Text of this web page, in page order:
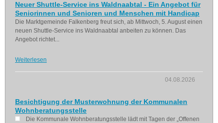
Neuer Shuttle-Service ins Waldnaabtal - Ein Angebot für
Seniorinnen und Senioren und Menschen mit Handicap
Die Marktgemeinde Falkenberg freut sich, ab Mittwoch, 5. August einen
neuen Shuttle-Service ins Waldnaabtal anbeiten zu können. Das
Angebot richtet...
Weiterlesen
04.08.2026
Besichtigung der Musterwohnung der Kommunalen
Wohnberatungsstelle
Die Kommunale Wohnberatungsstelle lädt mit Tagen der „Offenen